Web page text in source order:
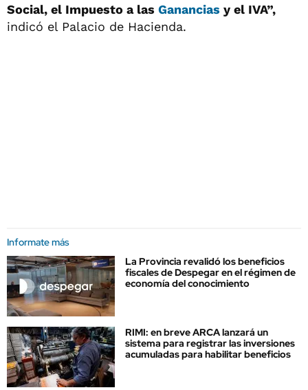
Social, el Impuesto a las Ganancias y el IVA”,
indicó el Palacio de Hacienda.
Informate más
La Provincia revalidó los beneficios
fiscales de Despegar en el régimen de
economía del conocimiento
RIMI: en breve ARCA lanzará un
sistema para registrar las inversiones
acumuladas para habilitar beneficios